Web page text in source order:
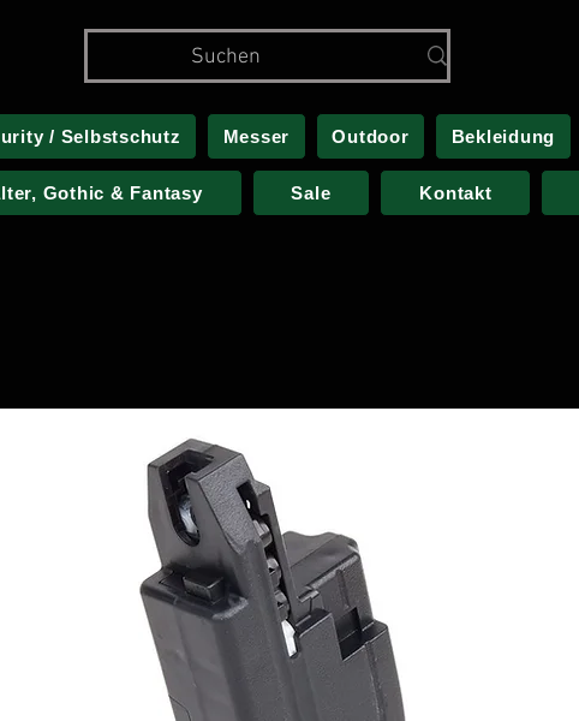
/ Selbstschutz Messer Outdoor Bekleidung
Gothic & Fantasy Sale Kontakt